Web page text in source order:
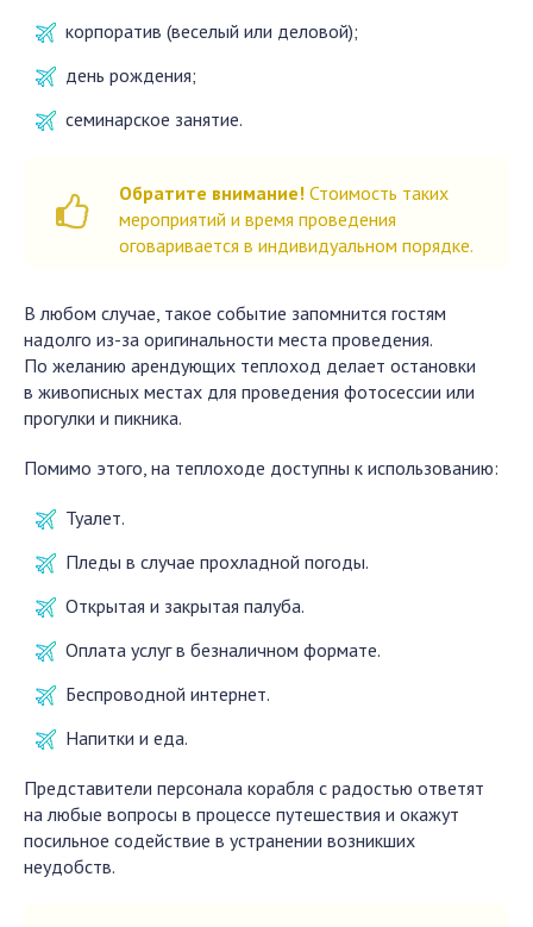
корпоратив (веселый или деловой);
день рождения;
семинарское занятие.
Обратите внимание! Стоимость таких
мероприятий и время проведения
оговаривается в индивидуальном порядке.
В любом случае, такое событие запомнится гостям
надолго из-за оригинальности места проведения.
По желанию арендующих теплоход делает остановки
в живописных местах для проведения фотосессии или
прогулки и пикника.
Помимо этого, на теплоходе доступны к использованию:
Туалет.
Пледы в случае прохладной погоды.
Открытая и закрытая палуба.
Оплата услуг в безналичном формате.
Беспроводной интернет.
Напитки и еда.
Представители персонала корабля с радостью ответят
на любые вопросы в процессе путешествия и окажут
посильное содействие в устранении возникших
неудобств.